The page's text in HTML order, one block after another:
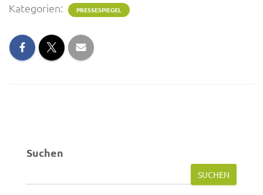
Kategorien: PRESSESPIEGEL
Suchen
SUCHEN